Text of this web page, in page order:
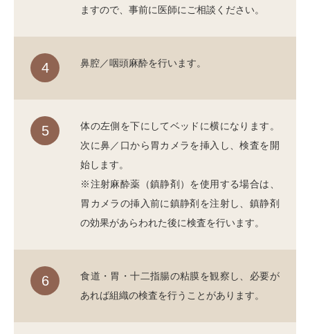
ますので、事前に医師にご相談ください。
4 鼻腔／咽頭麻酔を行います。
5
体の左側を下にしてベッドに横になります。
次に鼻／口から胃カメラを挿入し、検査を開
始します。
※注射麻酔薬（鎮静剤）を使用する場合は、
胃カメラの挿入前に鎮静剤を注射し、鎮静剤
の効果があらわれた後に検査を行います。
6
食道・胃・十二指腸の粘膜を観察し、必要が
あれば組織の検査を行うことがあります。